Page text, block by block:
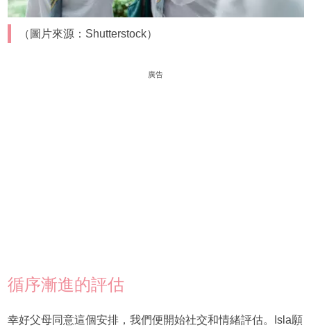
（圖片來源：Shutterstock）
廣告
循序漸進的評估
幸好父母同意這個安排，我們便開始社交和情緒評估。Isla願